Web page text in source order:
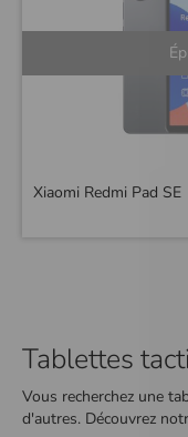
Xiaomi Redmi Pad SE
Tablettes
Vous recherchez une
d'autres. Découvrez